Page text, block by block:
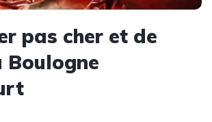
pas cher et de